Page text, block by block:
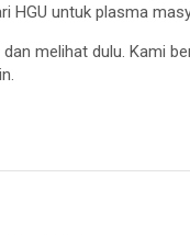
HGU untuk plasma
melihat dulu. Kami